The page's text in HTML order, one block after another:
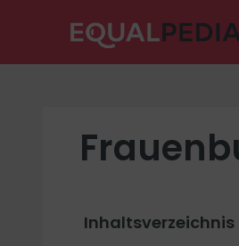
Inhaltsverzeichnis